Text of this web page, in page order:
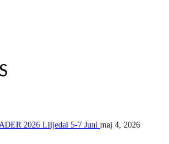
2026 Liljedal 5-7 Juni maj 4, 2026